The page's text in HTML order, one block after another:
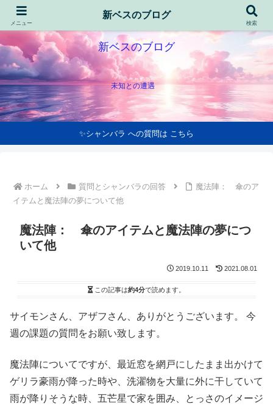
新ベスのブログ
未知との遭遇
✨シャンバラ への質問は こちら
ホーム 質問とシャンバラの回答
魔法陣： 傘のア
イテムと魔法陣の夢について他
魔法陣： 傘のアイテムと魔法陣の夢につ
いて他
2019.10.11 2021.08.01
この記事は約4分で読めます。
サイモンさん、アザフさん、ありがとうございます。 今
週の課題の質問をお願い致します。
魔法陣についてですが、最近窓を網戸にしたまま出かけて
ゲリラ豪雨が降った時や、洗濯物を大量に外に干していて
雨が降りそうな時、五芒星で家を囲み、とっさのイメージ
メニュー
新ベスのブログ
検索